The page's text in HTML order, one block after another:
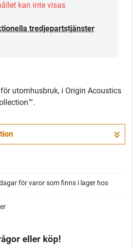
kan inte visas
tredjepartstjänster
utomhusbruk, i Origin Acoustics
för varor som finns i lager hos
eller köp!